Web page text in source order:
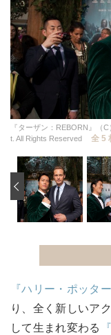
『ターザン：REBORN』（
t. All Rights Reserved
全 5
‹
『ハリー・ポッター
り、全く新しいア
して生まれ変わる